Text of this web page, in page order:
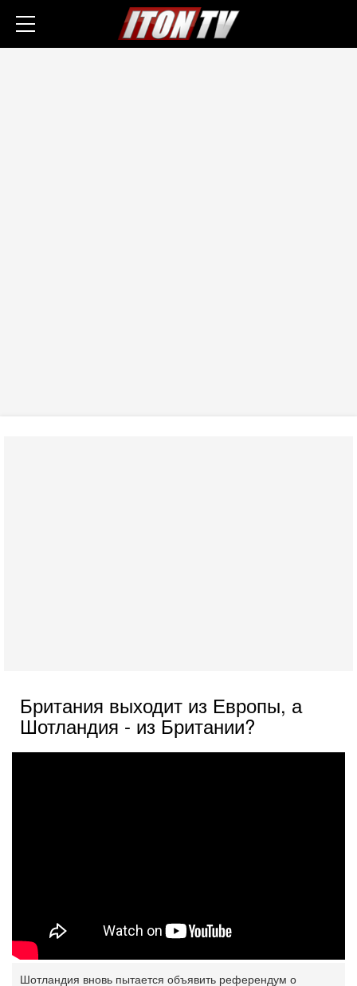
Британия выходит из Европы, а
Шотландия - из Британии?
Шотландия вновь пытается объявить референдум о